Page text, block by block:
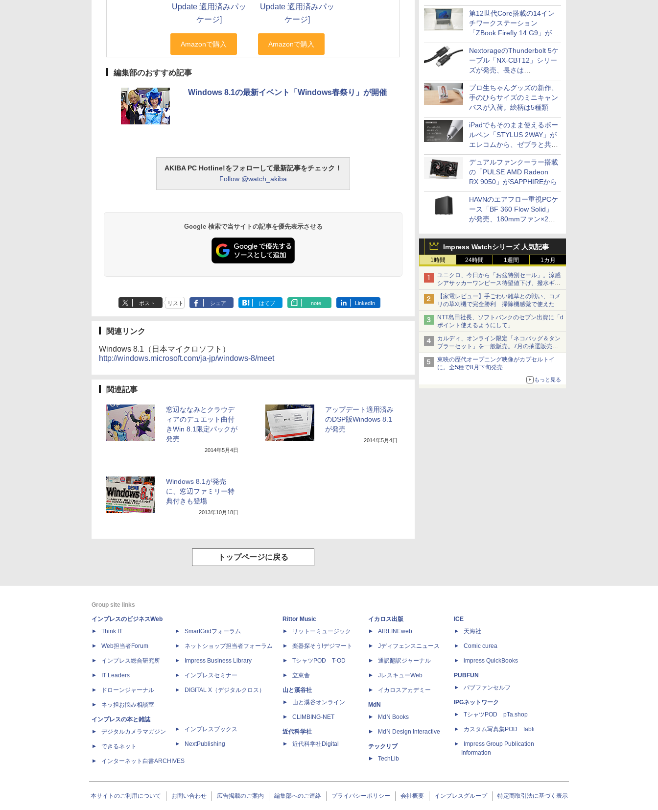
は？【8月7日(金)22時配信】
第12世代Core搭載の14イン
チワークステーション
「ZBook Firefly 14 G9」が
79,800円！秋葉原で中古PC
セール
NextorageのThunderbolt 5ケ
ーブル「NX-CBT12」シリー
ズが発売、長さは
30cm/50cm/1mの3種類
プロ生ちゃんグッズの新作、
手のひらサイズのミニキャン
バスが入荷。絵柄は5種類
iPadでもそのまま使えるボー
ルペン「STYLUS 2WAY」が
エレコムから、ゼブラと共同
開発
デュアルファンクーラー搭載
の「PULSE AMD Radeon
RX 9050」がSAPPHIREから
HAVNのエアフロー重視PCケ
ース「BF 360 Flow Solid」
が発売、180mmファン×2搭
Impress Watchシリーズ 人気記事
1時間 24時間 1週間 1カ月
ユニクロ、今日から「お盆特別セール」。涼感
シアサッカーワンピース待望値下げ、撥水ギア
ショーツは1990円に
【家電レビュー】手ごわい雑草との戦い、コメ
リの草刈機で完全勝利 掃除機感覚で使えた
NTT島田社長、ソフトバンクのセブン出資に「d
ポイント使えるようにして」
カルディ、オンライン限定「ネコバッグ＆タン
ブラーセット」を一般販売。7月の抽選販売の
当選無効分
東映の歴代オープニング映像がカプセルトイ
に。全5種で8月下旬発売
もっと見る
Update 適用済みパッ
ケージ]
Update 適用済みパッ
ケージ]
編集部のおすすめ記事
Windows 8.1の最新イベント「Windows春祭り」が開催
AKIBA PC Hotline!をフォローして最新記事をチェック！
Follow @watch_akiba
Google 検索で当サイトの記事を優先表示させる
ポスト リスト シェア はてブ note LinkedIn
関連リンク
Windows 8.1（日本マイクロソフト）
http://windows.microsoft.com/ja-jp/windows-8/meet
関連記事
窓辺ななみとクラウデ
ィアのデュエット曲付
きWin 8.1限定パックが
発売
2014年5月4日
アップデート適用済み
のDSP版Windows 8.1
が発売
2014年5月4日
Windows 8.1が発売
に、窓辺ファミリー特
典付きも登場
2013年10月18日
トップページに戻る
Group site links
インプレスのビジネスWeb
Think IT
Web担当者Forum
インプレス総合研究所
IT Leaders
ドローンジャーナル
ネッ担お悩み相談室
インプレスの本と雑誌
デジタルカメラマガジン
できるネット
インターネット白書ARCHIVES
SmartGridフォーラム
ネットショップ担当者フォーラム
Impress Business Library
インプレスセミナー
DIGITAL X（デジタルクロス）
インプレスブックス
NextPublishing
Rittor Music
リットーミュージック
楽器探そう!デジマート
TシャツPOD T-OD
立東舎
山と溪谷社
山と溪谷オンライン
CLIMBING-NET
近代科学社
近代科学社Digital
イカロス出版
AIRLINEweb
Jディフェンスニュース
通訳翻訳ジャーナル
JレスキューWeb
イカロスアカデミー
MdN
MdN Books
MdN Design Interactive
テックリブ
TechLib
ICE
天海社
Comic curea
impress QuickBooks
PUBFUN
パブファンセルフ
IPGネットワーク
TシャツPOD pTa.shop
カスタム写真集POD fabli
Impress Group Publication
Information
本サイトのご利用について お問い合わせ 広告掲載のご案内 編集部へのご連絡 プライバシーポリシー 会社概要 インプレスグループ 特定商取引法に基づく表示